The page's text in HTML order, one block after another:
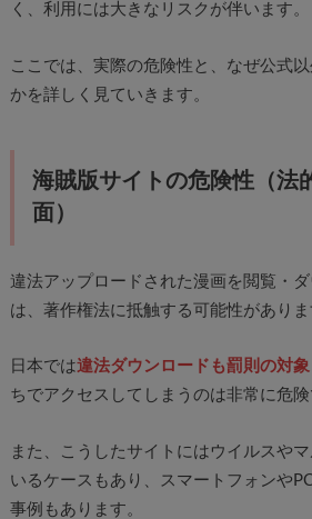
く、利用には大きなリスクが伴います。
ここでは、実際の危険性と、なぜ公式
かを詳しく見ていきます。
海賊版サイトの危険性（法
面）
違法アップロードされた漫画を閲覧・
は、著作権法に抵触する可能性がありま
日本では違法ダウンロードも罰則の対象
ちでアクセスしてしまうのは非常に危険
また、こうしたサイトにはウイルスや
いるケースもあり、スマートフォンや
事例もあります。